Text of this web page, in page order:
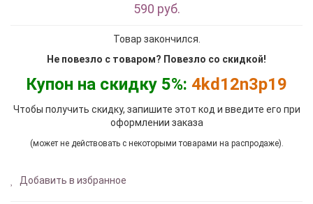
590 руб.
Товар закончился.
Не повезло с товаром? Повезло со скидкой!
Купон на скидку 5%: 4kd12n3p19
Чтобы получить скидку, запишите этот код и введите его при
оформлении заказа
(может не действовать с некоторыми товарами на распродаже).
Добавить в избранное